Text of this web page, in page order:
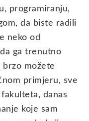
programiranju,
da biste radili
neko od
ga trenutno
možete
primjeru, sve
danas
koje sam